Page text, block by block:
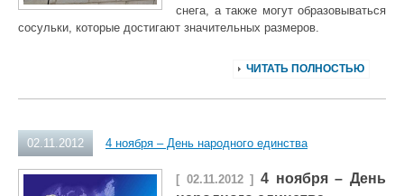
снега, а также могут образовываться
сосульки, которые достигают значительных размеров.
ЧИТАТЬ ПОЛНОСТЬЮ
02.11.2012 4 ноября – День народного единства
[ 02.11.2012 ]
4 ноября – День